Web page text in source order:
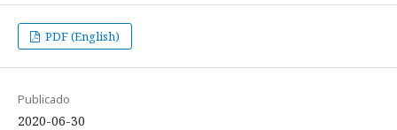
PDF (English)
Publicado
2020-06-30